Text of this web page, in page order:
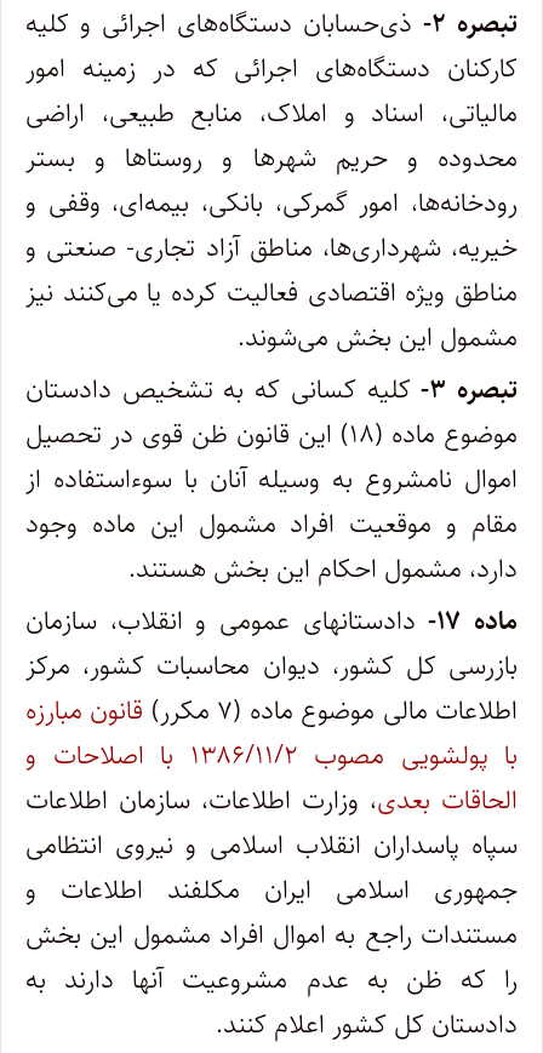
تبصره ۲-
ذی‌حسابان دستگاه‌های اجرائی و کلیه
کارکنان دستگاه‌های اجرائی که در زمینه امور
مالیاتی، اسناد و املاک، منابع طبیعی، اراضی
محدوده و حریم شهرها و روستاها و بستر
رودخانه‌ها، امور گمرکی، بانکی، بیمه‌­ای، وقفی و
خیریه، شهرداری‌ها، مناطق آزاد تجاری- صنعتی و
مناطق ویژه اقتصادی فعالیت کرده یا می­‌کنند نیز
مشمول این بخش می‌شوند.
تبصره ۳-
کلیه کسانی که به تشخیص دادستان
موضوع ماده (۱۸) این قانون ظن قوی در تحصیل
اموال نامشروع به وسیله آنان با سوءاستفاده از
مقام و موقعیت افراد مشمول این ماده وجود
دارد، مشمول احکام این بخش هستند.
ماده ۱۷-
دادستان­های عمومی و انقلاب، سازمان
بازرسی کل کشور، دیوان محاسبات کشور، مرکز
اطلاعات مالی موضوع ماده (۷ مکرر)
قانون مبارزه
با پولشویی مصوب ۱۳۸۶/۱۱/۲ با اصلاحات و
الحاقات بعدی، وزارت اطلاعات، سازمان اطلاعات
سپاه پاسداران انقلاب اسلامی و نیروی انتظامی
جمهوری اسلامی ایران مکلفند اطلاعات و
مستندات راجع به اموال افراد مشمول این بخش
را که ظن به عدم مشروعیت آنها دارند به
دادستان کل کشور اعلام کنند.